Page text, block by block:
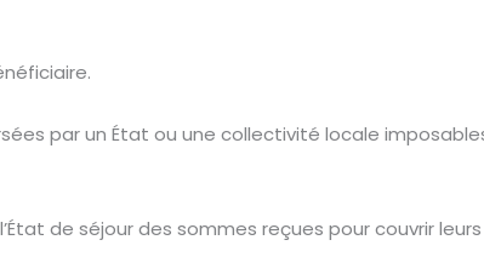
par un État ou une collectivité locale
de séjour des sommes reçues pour couvrir